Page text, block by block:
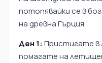
потопявайки се в
на древна Гърция.
Ден 1: Пристигате в
помагате на